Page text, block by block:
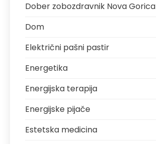
Dober zobozdravnik Nova Gorica
Dom
Električni pašni pastir
Energetika
Energijska terapija
Energijske pijače
Estetska medicina